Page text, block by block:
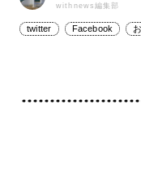
withnews編集部
twitter Facebook